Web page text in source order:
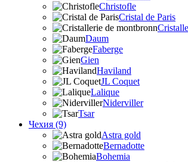
Christofle
Cristal de Paris
Daum
Faberge
Gien
Haviland
JL Coquet
Lalique
Niderviller
Tsar
Чехия (9)
Astra gold
Bernadotte
Bohemia